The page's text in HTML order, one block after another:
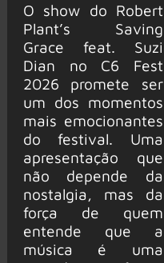
O show do Robert
Plant’s Saving
Grace feat. Suzi
Dian no C6 Fest
2026 promete ser
um dos momentos
mais emocionantes
do festival. Uma
apresentação que
não depende da
nostalgia, mas da
força de quem
entende que a
música é uma